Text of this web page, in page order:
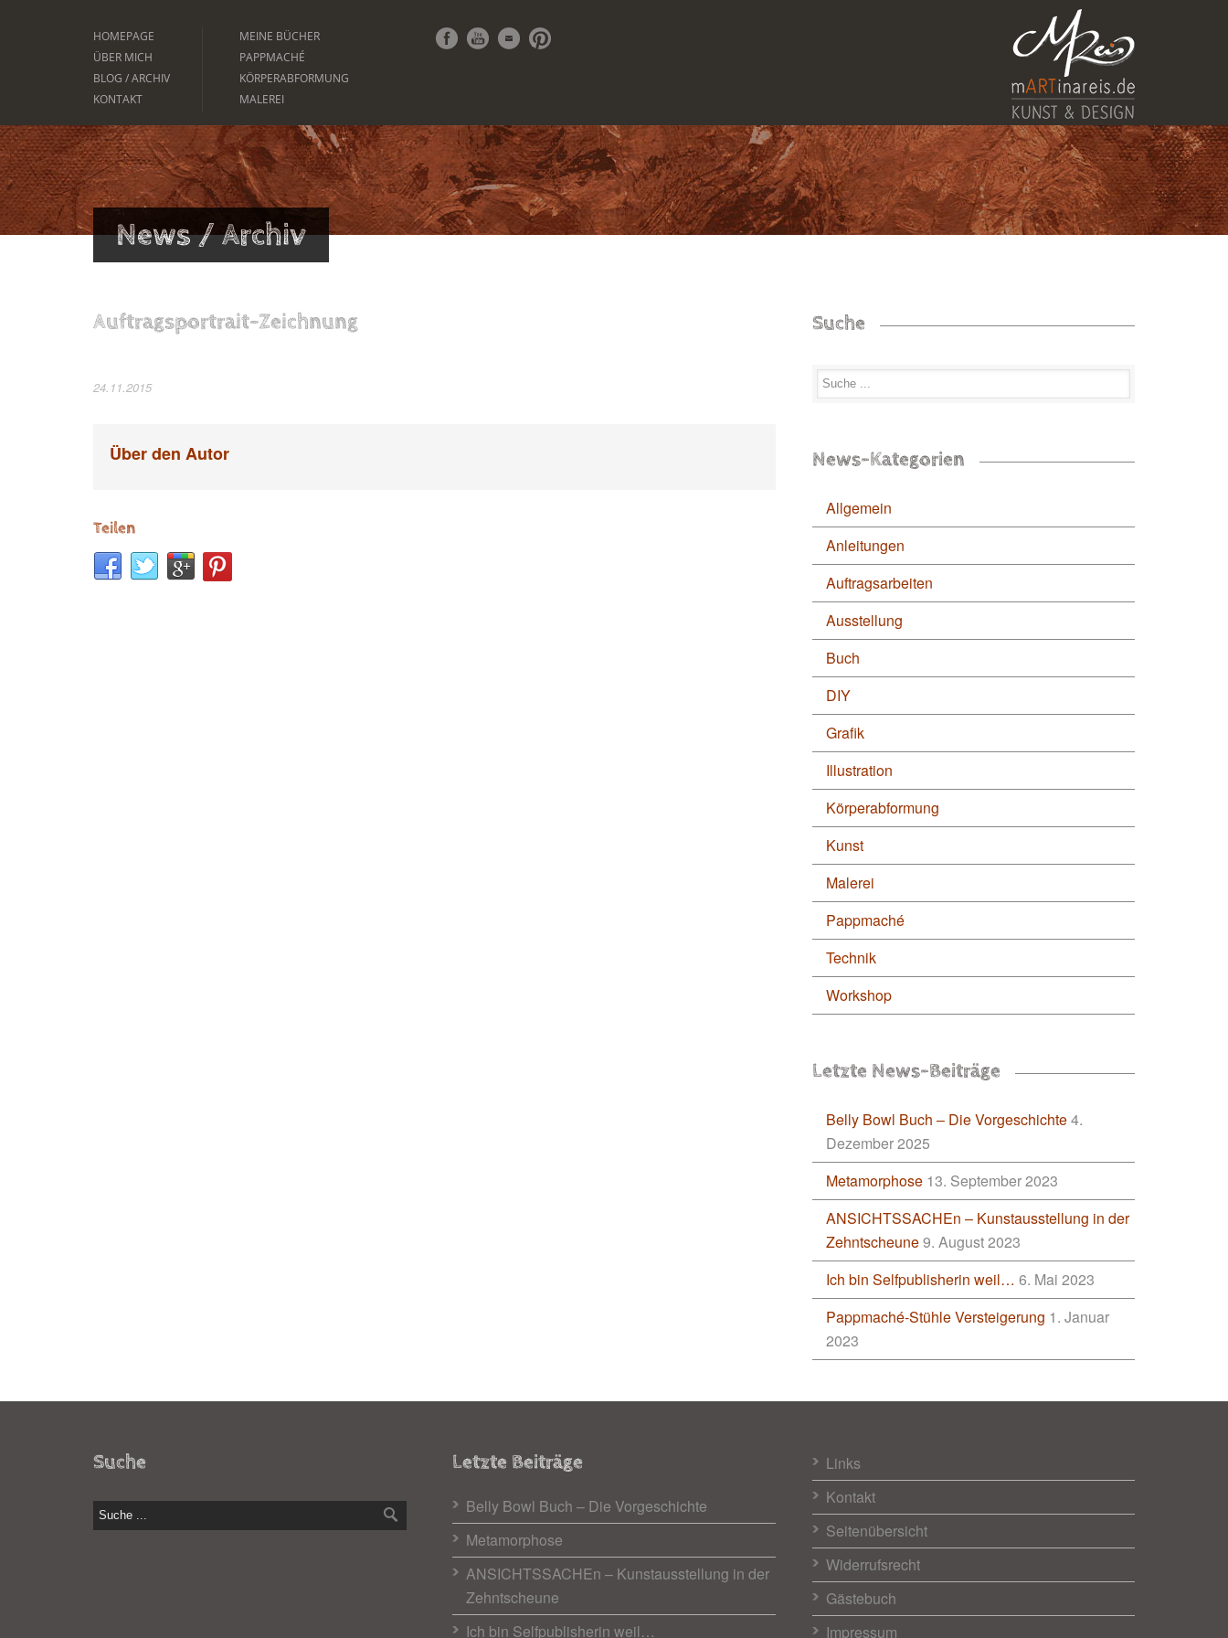
HOMEPAGE
ÜBER MICH
BLOG / ARCHIV
KONTAKT
MEINE BÜCHER
PAPPMACHÉ
KÖRPERABFORMUNG
MALEREI
News / Archiv
Auftragsportrait-Zeichnung
24.11.2015
Über den Autor
Teilen
Suche
News-Kategorien
Allgemein
Anleitungen
Auftragsarbeiten
Ausstellung
Buch
DIY
Grafik
Illustration
Körperabformung
Kunst
Malerei
Pappmaché
Technik
Workshop
Letzte News-Beiträge
Belly Bowl Buch – Die Vorgeschichte4.
Dezember 2025
Metamorphose 13. September 2023
ANSICHTSSACHEn – Kunstausstellung in der
Zehntscheune9. August 2023
Ich bin Selfpublisherin weil… 6. Mai 2023
Pappmaché-Stühle Versteigerung 1. Januar
2023
Suche Letzte Beiträge
Belly Bowl Buch – Die Vorgeschichte
Metamorphose
ANSICHTSSACHEn – Kunstausstellung in der
Zehntscheune
Ich bin Selfpublisherin weil…
Links
Kontakt
Seitenübersicht
Widerrufsrecht
Gästebuch
Impressum